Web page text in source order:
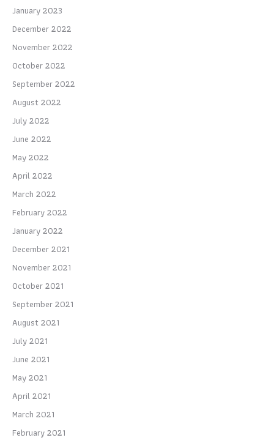
January 2023
December 2022
November 2022
October 2022
September 2022
August 2022
July 2022
June 2022
May 2022
April 2022
March 2022
February 2022
January 2022
December 2021
November 2021
October 2021
September 2021
August 2021
July 2021
June 2021
May 2021
April 2021
March 2021
February 2021